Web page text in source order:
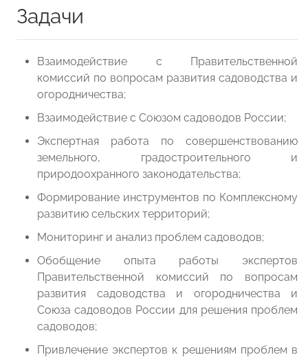
Задачи
Взаимодействие с Правительственной
комиссий по вопросам развития садоводства и
огородничества;
Взаимодействие с Союзом садоводов России;
Экспертная работа по совершенствованию
земельного, градостроительного и
природоохранного законодательства;
Формирование инструментов по Комплексному
развитию сельских территорий;
Мониторинг и анализ проблем садоводов;
Обобщение опыта работы экспертов
Правительственной комиссий по вопросам
развития садоводства и огородничества и
Союза садоводов России для решения проблем
садоводов;
Привлечение экспертов к решениям проблем в